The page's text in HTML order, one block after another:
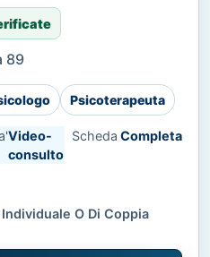
89
Psicoterapeuta
Video-
consulto
Scheda Completa
O Di Coppia